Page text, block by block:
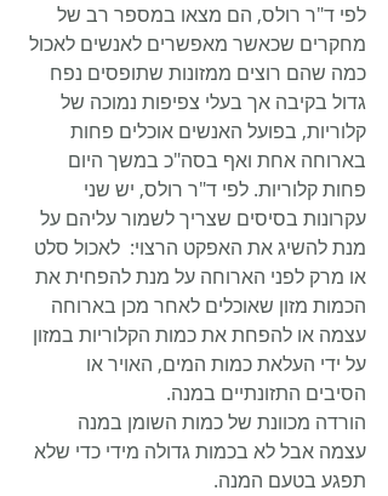
לפי ד"ר רולס, הם מצאו במספר רב של
מחקרים שכאשר מאפשרים לאנשים לאכול
כמה שהם רוצים ממזונות שתופסים נפח
גדול בקיבה אך בעלי צפיפות נמוכה של
קלוריות, בפועל האנשים אוכלים פחות
בארוחה אחת ואף בסה"כ במשך היום
פחות קלוריות. לפי ד"ר רולס, יש שני
עקרונות בסיסים שצריך לשמור עליהם על
מנת להשיג את האפקט הרצוי:  לאכול סלט
או מרק לפני הארוחה על מנת להפחית את
הכמות מזון שאוכלים לאחר מכן בארוחה
עצמה או להפחת את כמות הקלוריות במזון
על ידי העלאת כמות המים, האויר או
הסיבים התזונתיים במנה.
הורדה מכוונת של כמות השומן במנה
עצמה אבל לא בכמות גדולה מידי כדי שלא
תפגע בטעם המנה.